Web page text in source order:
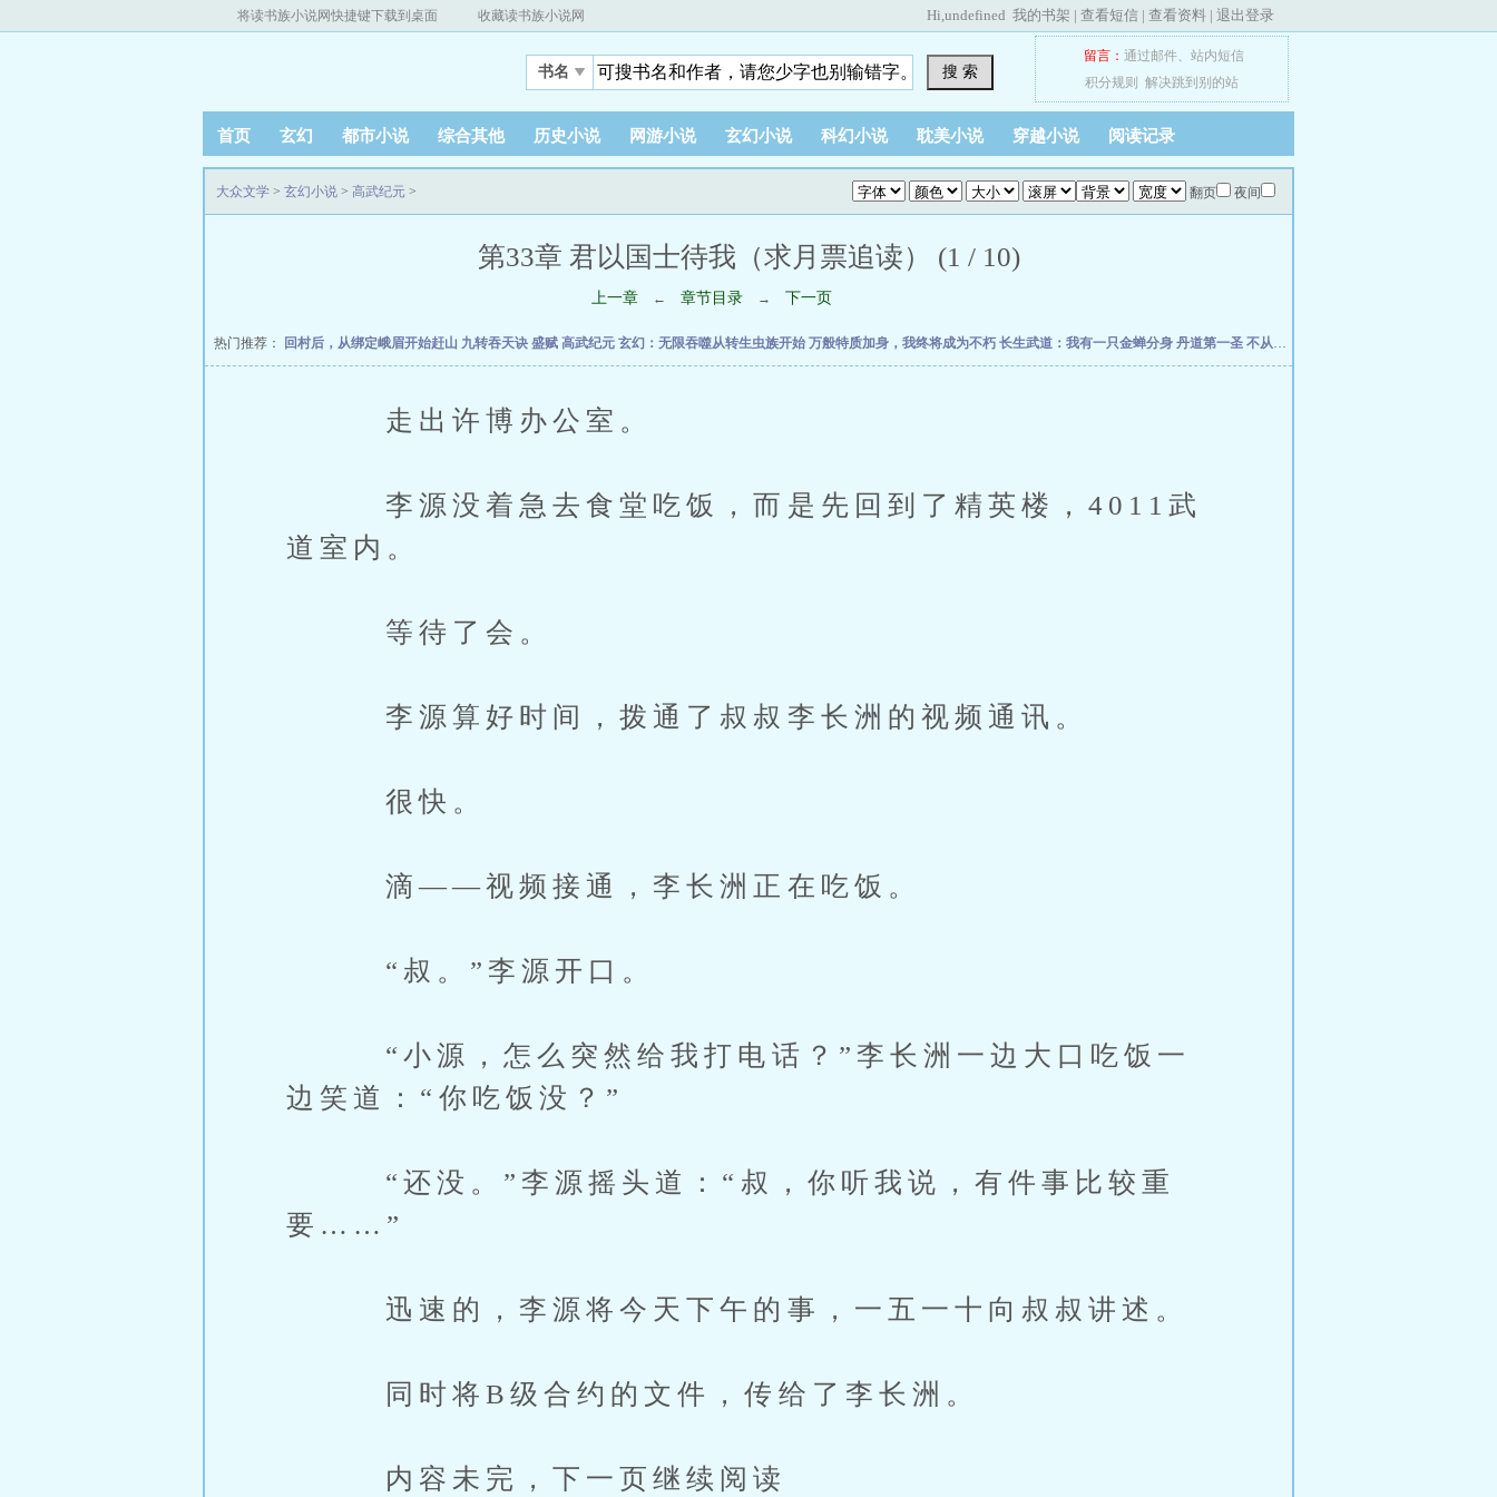
将读书族小说网快捷键下载到桌面 收藏读书族小说网 Hi,undefined 我的书架 | 查看短信 | 查看资料 | 退出登录
书名 搜 索
留言： 通过邮件、 站内短信
积分规则
解决跳到别的站
首页 玄幻 都市小说 综合其他 历史小说 网游小说 玄幻小说 科幻小说 耽美小说 穿越小说 阅读记录
翻页 夜间
大众文学 > 玄幻小说 > 高武纪元 >
第33章 君以国士待我（求月票追读） (1 / 10)
上一章 ← 章节目录 → 下一页
热门推荐： 回村后，从绑定峨眉开始赶山 九转吞天诀 盛赋 高武纪元 玄幻：无限吞噬从转生虫族开始 万般特质加身，我终将成为不朽 长生武道：我有一只金蝉分身 丹道第一圣 不从圣
走出许博办公室。
李源没着急去食堂吃饭，而是先回到了精英楼，4011武
道室内。
等待了会。
李源算好时间，拨通了叔叔李长洲的视频通讯。
很快。
滴——视频接通，李长洲正在吃饭。
“叔。”李源开口。
“小源，怎么突然给我打电话？”李长洲一边大口吃饭一
边笑道：“你吃饭没？”
“还没。”李源摇头道：“叔，你听我说，有件事比较重
要……”
迅速的，李源将今天下午的事，一五一十向叔叔讲述。
同时将B级合约的文件，传给了李长洲。
内容未完，下一页继续阅读